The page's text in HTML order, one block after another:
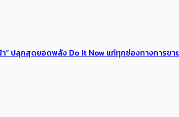
” ปลุกสุดยอดพลัง Do It Now แก่ทุกช่องทางการ